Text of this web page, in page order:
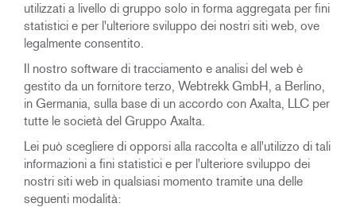
utilizzati a livello di gruppo solo in forma aggregata per fini
statistici e per l'ulteriore sviluppo dei nostri siti web, ove
legalmente consentito.
Il nostro software di tracciamento e analisi del web è
gestito da un fornitore terzo, Webtrekk GmbH, a Berlino,
in Germania, sulla base di un accordo con Axalta, LLC per
tutte le società del Gruppo Axalta.
Lei può scegliere di opporsi alla raccolta e all'utilizzo di tali
informazioni a fini statistici e per l'ulteriore sviluppo dei
nostri siti web in qualsiasi momento tramite una delle
seguenti modalità: